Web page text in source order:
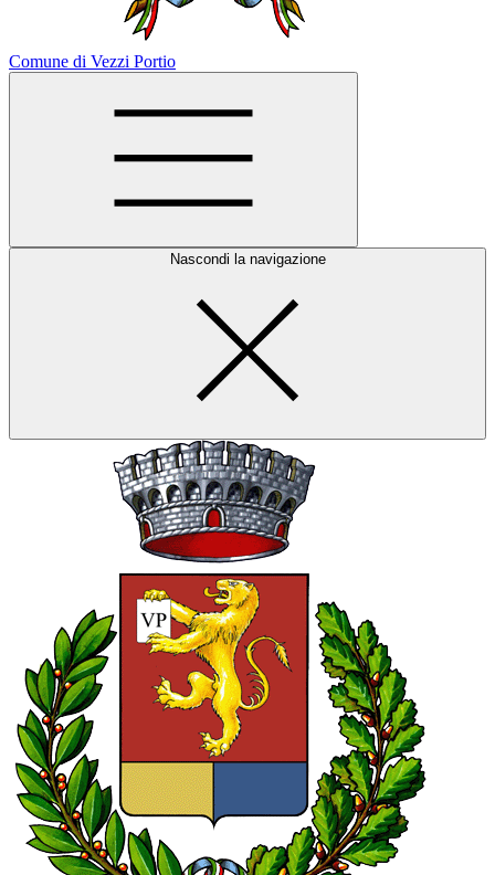
Comune di Vezzi Portio
Nascondi la navigazione